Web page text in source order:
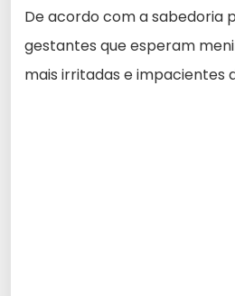
De acordo com a sabedoria
gestantes que esperam
mais irritadas e impacientes